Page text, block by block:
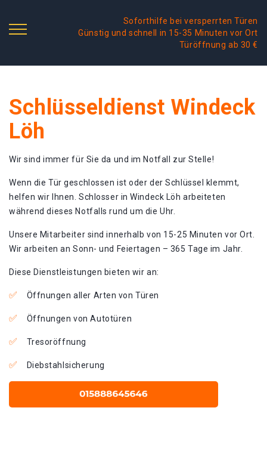
Soforthilfe bei versperrten Türen
Günstig und schnell in 15-35 Minuten vor Ort
Türöffnung ab 30 €
Schlüsseldienst Windeck
Löh
Wir sind immer für Sie da und im Notfall zur Stelle!
Wenn die Tür geschlossen ist oder der Schlüssel klemmt,
helfen wir Ihnen. Schlosser in Windeck Löh arbeiteten
während dieses Notfalls rund um die Uhr.
Unsere Mitarbeiter sind innerhalb von 15-25 Minuten vor Ort.
Wir arbeiten an Sonn- und Feiertagen – 365 Tage im Jahr.
Diese Dienstleistungen bieten wir an:
Öffnungen aller Arten von Türen
Öffnungen von Autotüren
Tresoröffnung
Diebstahlsicherung